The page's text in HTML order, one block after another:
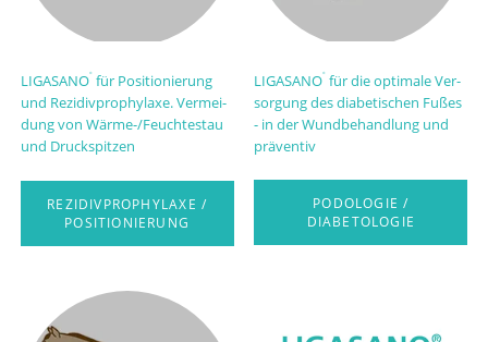
LIGA­SANO®
für Po­si­tionie­rung
und Re­zi­div­pro­phy­laxe. Ver­mei­
dung von Wär­me-/Feuch­te­stau
und Druck­spitzen
REZIDIVPROPHYLAXE /
POSITIONIERUNG
LIGA­SANO®
für die op­tim­ale Ver­
sor­gung des dia­betisch­en Fußes
- in der Wund­be­hand­lung und
prä­ven­tiv
PODOLOGIE /
DIABETOLOGIE